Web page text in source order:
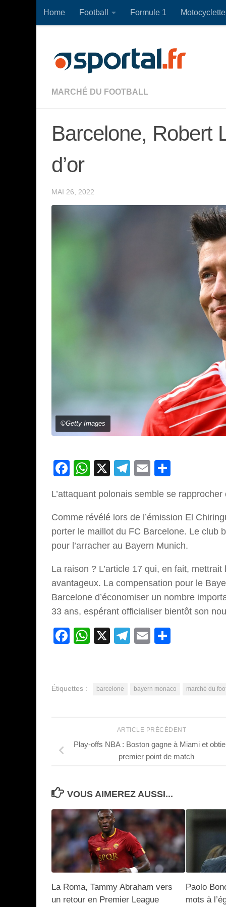
Skip to content
Home Football Formule 1 Motocyclette
MARCHÉ DU FOOTBALL
Barcelone, Robert
d’or
MAI 26, 2022
©Getty Images
Facebook
WhatsApp
X Telegram
Email
L’attaquant polonais semble se
Comme révélé lors de l’émission El
porter le maillot du FC Barcelone. Le club
pour l’arracher au Bayern Munich.
La raison ? L’article 17 qui, en fait,
avantageux. La compensation pour le
Barcelone d’économiser un nombre
33 ans, espérant officialiser bientôt son
Facebook
WhatsApp
X Telegram
Email
Étiquettes : barcelone bayern monaco marché du
ARTICLE PRÉCÉDENT
Play-offs NBA : Boston gagne à Miami et
premier point de match
VOUS AIMEREZ AUSSI...
La Roma, Tammy Abraham vers
un retour en Premier League
Paolo
mots à